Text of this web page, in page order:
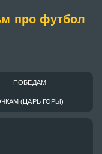
про футбол
ПОБЕДАМ
(ЦАРЬ ГОРЫ)